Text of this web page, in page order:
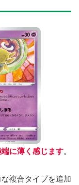
に薄く感じます。
複合タイプを追加